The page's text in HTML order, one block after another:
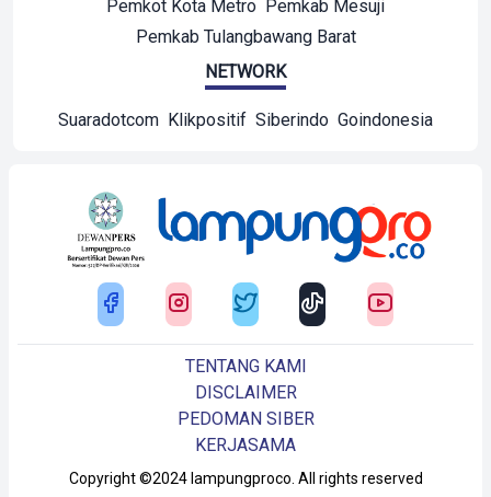
Pemkot Kota Metro Pemkab Mesuji
Pemkab Tulangbawang Barat
NETWORK
Suaradotcom Klikpositif Siberindo Goindonesia
Copyright ©2024 lampungproco. All rights reserved
TENTANG KAMI
DISCLAIMER
PEDOMAN SIBER
KERJASAMA